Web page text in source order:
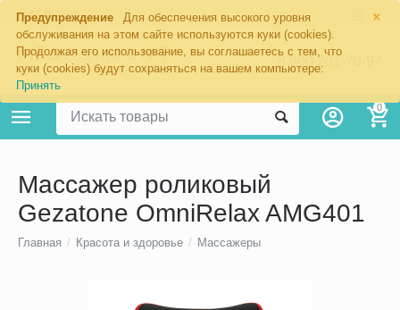
×
Предупреждение
Для обеспечения высокого уровня
обслуживания на этом сайте используются куки (cookies).
Продолжая его использование, вы соглашаетесь с тем, что
куки (cookies) будут сохраняться на вашем компьютере:
Принять
Москва
8 800 201-70-97
0
Массажер роликовый
Gezatone OmniRelax AMG401
Главная / Красота и здоровье / Массажеры